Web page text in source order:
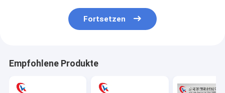
Fortsetzen
Empfohlene Produkte